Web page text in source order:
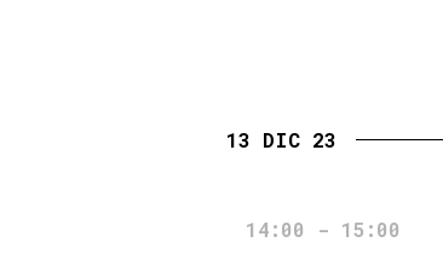
13 DIC 23
14:00 - 15:00